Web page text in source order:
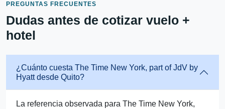
PREGUNTAS FRECUENTES
Dudas antes de cotizar vuelo +
hotel
¿Cuánto cuesta The Time New York, part of JdV by
Hyatt desde Quito?
La referencia observada para The Time New York,